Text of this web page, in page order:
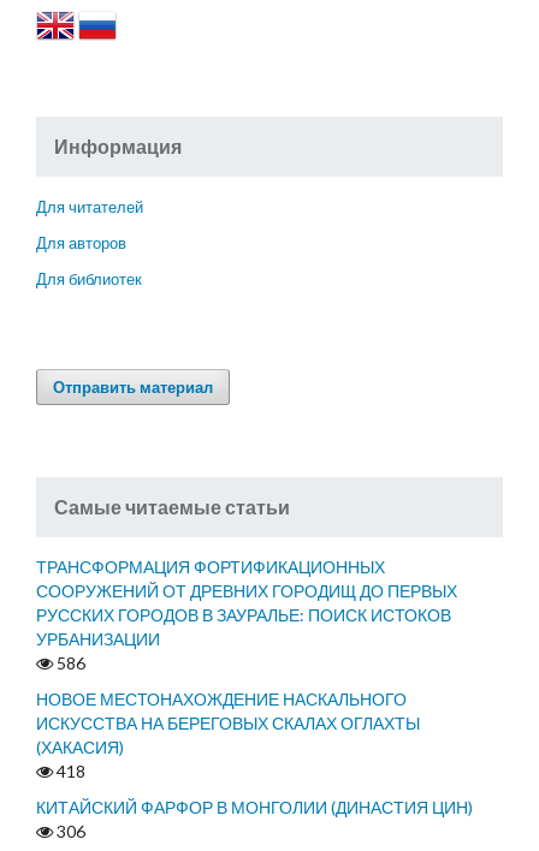
Информация
Для читателей
Для авторов
Для библиотек
Отправить материал
Самые читаемые статьи
ТРАНСФОРМАЦИЯ ФОРТИФИКАЦИОННЫХ
СООРУЖЕНИЙ ОТ ДРЕВНИХ ГОРОДИЩ ДО ПЕРВЫХ
РУССКИХ ГОРОДОВ В ЗАУРАЛЬЕ: ПОИСК ИСТОКОВ
УРБАНИЗАЦИИ
586
НОВОЕ МЕСТОНАХОЖДЕНИЕ НАСКАЛЬНОГО
ИСКУССТВА НА БЕРЕГОВЫХ СКАЛАХ ОГЛАХТЫ
(ХАКАСИЯ)
418
КИТАЙСКИЙ ФАРФОР В МОНГОЛИИ (ДИНАСТИЯ ЦИН)
306